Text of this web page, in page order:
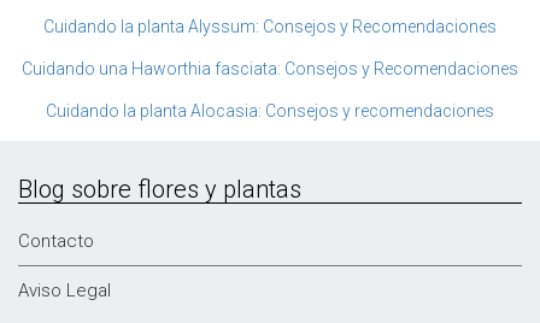
Cuidando la planta Alyssum: Consejos y Recomendaciones
Cuidando una Haworthia fasciata: Consejos y Recomendaciones
Cuidando la planta Alocasia: Consejos y recomendaciones
Blog sobre flores y plantas
Contacto
Aviso Legal